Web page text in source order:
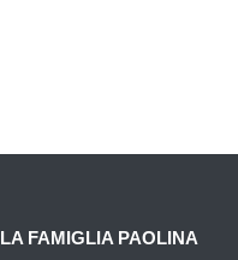
LA FAMIGLIA PAOLINA